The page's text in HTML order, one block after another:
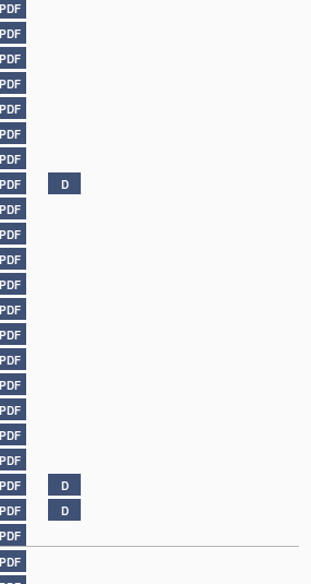
PDF
PDF
PDF
PDF
PDF
PDF
PDF
PDF D
PDF
PDF
PDF
PDF
PDF
PDF
PDF
PDF
PDF
PDF
PDF
PDF D
PDF D
PDF
PDF